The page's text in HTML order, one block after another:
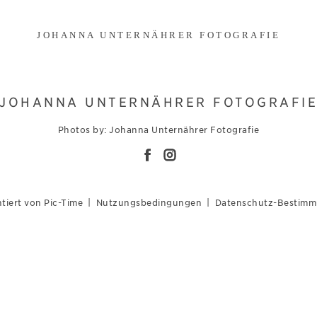
JOHANNA UNTERNÄHRER FOTOGRAFIE
JOHANNA UNTERNÄHRER FOTOGRAFIE
Photos by: Johanna Unternährer Fotografie
von Pic-Time Nutzungsbedingungen Datenschutz-